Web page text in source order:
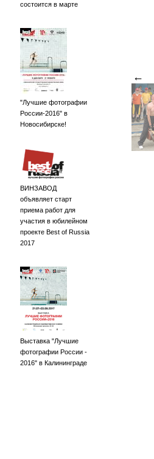
состоится в марте
"Лучшие фотографии
России-2016" в
Новосибирске!
ВИНЗАВОД
объявляет старт
приема работ для
участия в юбилейном
проекте Best of Russia
2017
Выставка "Лучшие
фотографии России -
2016" в Калининграде
←